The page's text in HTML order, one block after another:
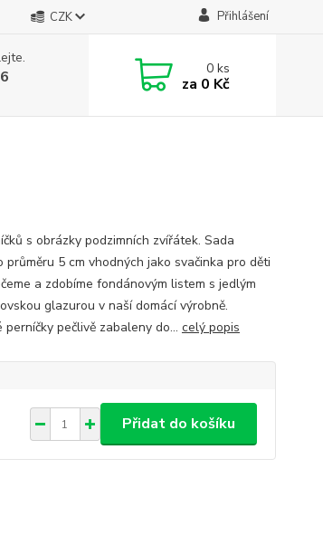
CZK Přihlášení
0ks
za 0 Kč
s obrázky podzimních zvířátek. Sada
průměru 5 cm vhodných jako svačinka pro děti
a zdobíme fondánovým listem s jedlým
glazurou v naší domácí výrobně.
pečlivě zabaleny do... celý popis
Přidat do košíku